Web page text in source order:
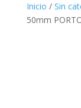
Inicio / Sin
50mm